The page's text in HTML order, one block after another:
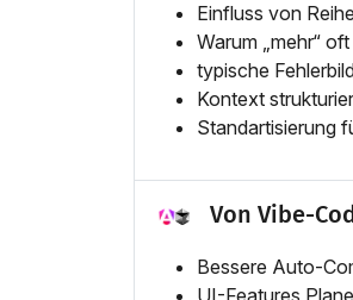
Einfluss von
Warum „mehr“
typische
Kontext
Standartisierung
Von Vibe-
Bessere Auto-
UI-Features